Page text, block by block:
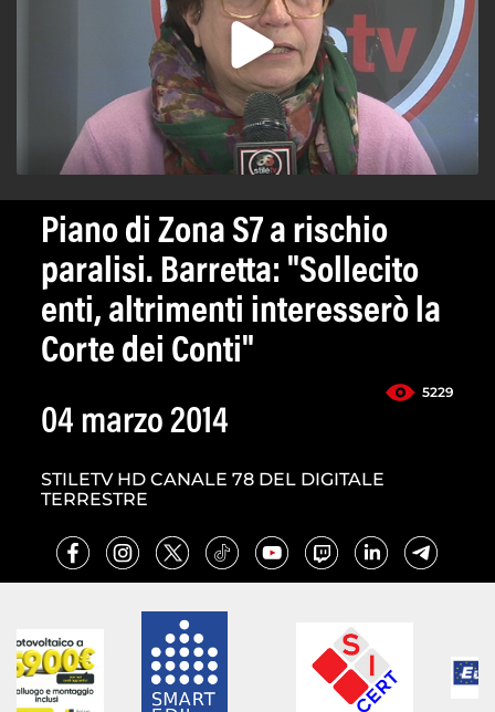
Piano di Zona S7 a rischio
paralisi. Barretta: "Sollecito
enti, altrimenti interesserò la
Corte dei Conti"
5229
04 marzo 2014
STILETV HD CANALE 78 DEL DIGITALE
TERRESTRE